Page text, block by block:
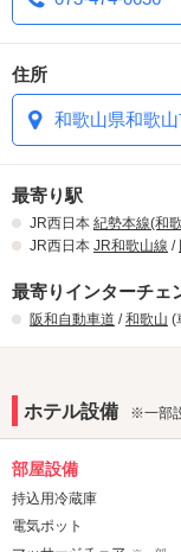
住所
和歌山県和歌
最寄り駅
JR西日本 紀勢本線(和
JR西日本 JR和歌山線 /
最寄りインターチェ
阪和自動車道 /和歌山 (
ホテル設備 ※一部
部屋設備
持込用冷蔵庫
電気ポット